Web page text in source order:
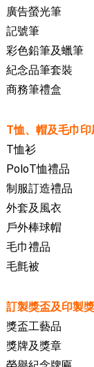
廣告螢光筆
記號筆
彩色鉛筆及蠟筆
紀念品筆套裝
商務筆禮盒
T恤、帽及毛巾印
T恤衫
PoloT恤禮品
制服訂造禮品
外套及風衣
戶外棒球帽
毛巾禮品
毛氈被
訂製獎盃及印製
獎盃工藝品
獎牌及獎章